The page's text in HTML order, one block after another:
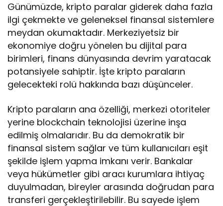
Günümüzde, kripto paralar giderek daha fazla
ilgi çekmekte ve geleneksel finansal sistemlere
meydan okumaktadır. Merkeziyetsiz bir
ekonomiye doğru yönelen bu dijital para
birimleri, finans dünyasında devrim yaratacak
potansiyele sahiptir. İşte kripto paraların
gelecekteki rolü hakkında bazı düşünceler.
Kripto paraların ana özelliği, merkezi otoriteler
yerine blockchain teknolojisi üzerine inşa
edilmiş olmalarıdır. Bu da demokratik bir
finansal sistem sağlar ve tüm kullanıcıları eşit
şekilde işlem yapma imkanı verir. Bankalar
veya hükümetler gibi aracı kurumlara ihtiyaç
duyulmadan, bireyler arasında doğrudan para
transferi gerçekleştirilebilir. Bu sayede işlem